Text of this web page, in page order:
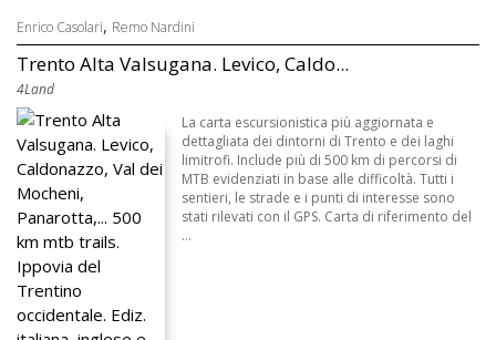
Enrico Casolari, Remo Nardini
Trento Alta Valsugana. Levico, Caldo...
4Land
La carta escursionistica più aggiornata e
dettagliata dei dintorni di Trento e dei laghi
limitrofi. Include più di 500 km di percorsi di
MTB evidenziati in base alle difficoltà. Tutti i
sentieri, le strade e i punti di interesse sono
stati rilevati con il GPS. Carta di riferimento del
...